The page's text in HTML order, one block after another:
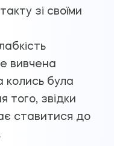
зі своїми
вивчена
колись була
того, звідки
ставитися до